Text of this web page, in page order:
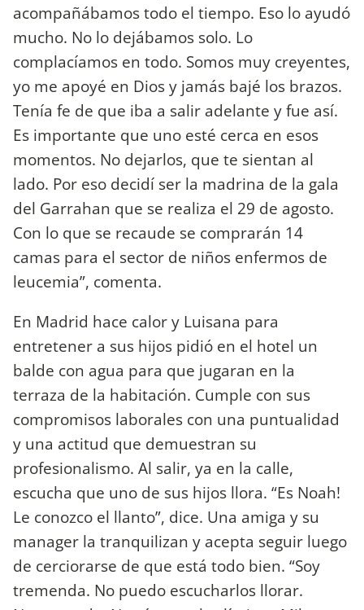
acompañábamos todo el tiempo. Eso lo ayudó
mucho. No lo dejábamos solo. Lo
complacíamos en todo. Somos muy creyentes,
yo me apoyé en Dios y jamás bajé los brazos.
Tenía fe de que iba a salir adelante y fue así.
Es importante que uno esté cerca en esos
momentos. No dejarlos, que te sientan al
lado. Por eso decidí ser la madrina de la gala
del Garrahan que se realiza el 29 de agosto.
Con lo que se recaude se comprarán 14
camas para el sector de niños enfermos de
leucemia”, comenta.
En Madrid hace calor y Luisana para
entretener a sus hijos pidió en el hotel un
balde con agua para que jugaran en la
terraza de la habitación. Cumple con sus
compromisos laborales con una puntualidad
y una actitud que demuestran su
profesionalismo. Al salir, ya en la calle,
escucha que uno de sus hijos llora. “Es Noah!
Le conozco el llanto”, dice. Una amiga y su
manager la tranquilizan y acepta seguir luego
de cerciorarse de que está todo bien. “Soy
tremenda. No puedo escucharlos llorar.